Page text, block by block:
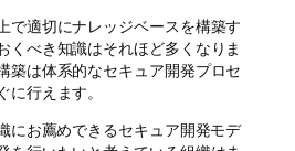
で適切にナレッジベースを構築す
くべき知識はそれほど多くなりま
築は体系的なセキュア開発プロセ
行えます。
にお薦めできるセキュア開発モデ